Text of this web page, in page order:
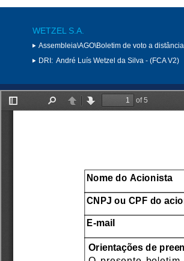
WETZEL S.A.
Assembleia\AGO\Boletim de voto a distância
DRI: André Luís Wetzel da Silva - (FCA V2)